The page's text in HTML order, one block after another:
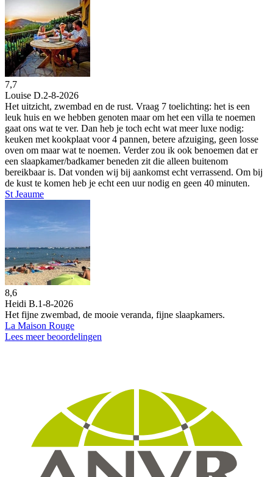
7,7
Louise D.2-8-2026
Het uitzicht, zwembad en de rust. Vraag 7 toelichting: het is een
leuk huis en we hebben genoten maar om het een villa te noemen
gaat ons wat te ver. Dan heb je toch echt wat meer luxe nodig:
keuken met kookplaat voor 4 pannen, betere afzuiging, geen losse
oven om maar wat te noemen. Verder zou ik ook benoemen dat er
een slaapkamer/badkamer beneden zit die alleen buitenom
bereikbaar is. Dat vonden wij bij aankomst echt verrassend. Om bij
de kust te komen heb je echt een uur nodig en geen 40 minuten.
St Jeaume
8,6
Heidi B.1-8-2026
Het fijne zwembad, de mooie veranda, fijne slaapkamers.
La Maison Rouge
Lees meer beoordelingen